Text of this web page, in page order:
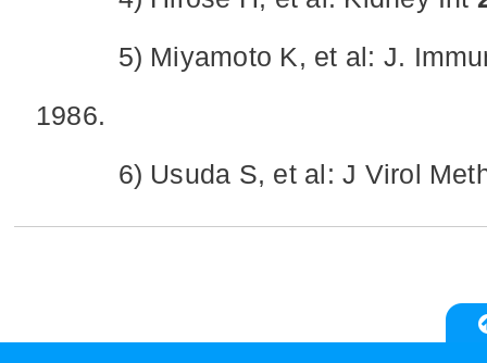
5) Miyamoto K, et al: J.
1986.
6) Usuda S, et al: J Virol